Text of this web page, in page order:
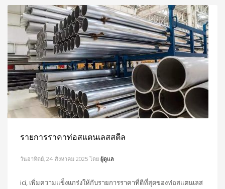
รายการราคาท่อสแตนเลสสตีล
วันอาทิตย์, 24 สิงหาคม 2025 โดย ผู้ดูแล
ici, เพิ่มความแข็งแกร่งให้กับรายการราคาที่ดีที่สุดของท่อสแตนเลส